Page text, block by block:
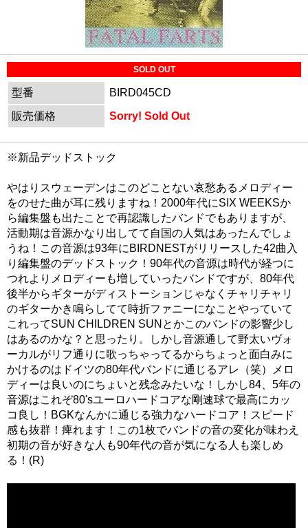
SOLD OUT
型番
BIRD045CD
販売価格
Sorry! Sold Out
※新品デッドストック
やはりスウェーデンはこのどことない哀愁あるメロディー
をのせた曲が耳に残りますね！2000年代にSIX WEEKSか
ら編集盤も出たことで再認識したバンドでもありますが、
活動期は音源かなり出してて自国の人気はあったんでしょ
うね！この音源は93年にBIRDNESTがリリースした42曲入
り編集盤のデッドストック！90年代の音源は時代が経つに
つれよりメロディーも増していったバンドですが、80年代
後半からギターがディストーションじゃなくチャリチャリ
のギターかき鳴らしてて時折ファニーになことやっていて
これってSUN CHILDREN SUNとかこのバンドの影響少し
はあるのかな？と思ったり。しかし音源通して野太いヴォ
ーカルがリフ通りに歌っちゃってるからちょっと面白みに
かけるのはドイツの80年代バンドに通じるアレ（笑）メロ
ディーは良いのにちょいと残念みたいな！しかし84、5年の
音源はこれぞ80'sユーロハードコアな剛速球で最高にカッ
コ良し！BGKなんかに通じる強力なハードコア！スピード
感も抜群！痺れます！この1枚でバンドの音の変化が味わえ
初期の音が好きな人も90年代の音が気になる人も楽しめ
る！(R)